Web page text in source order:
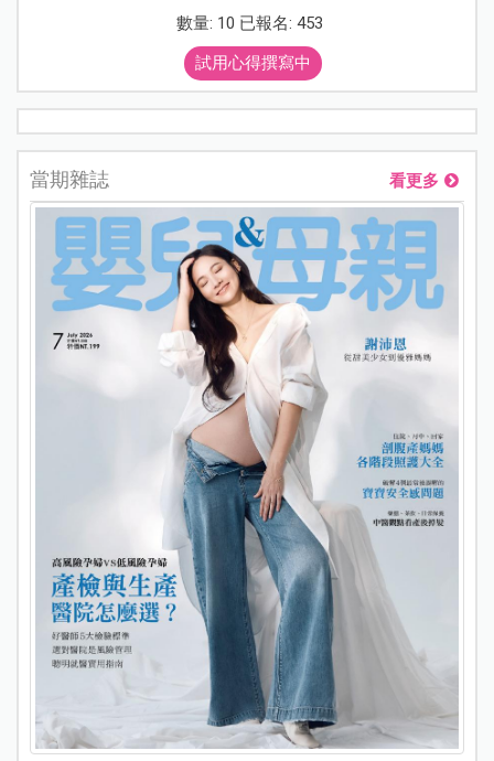
數量: 10 已報名: 453
試用心得撰寫中
當期雜誌 看更多